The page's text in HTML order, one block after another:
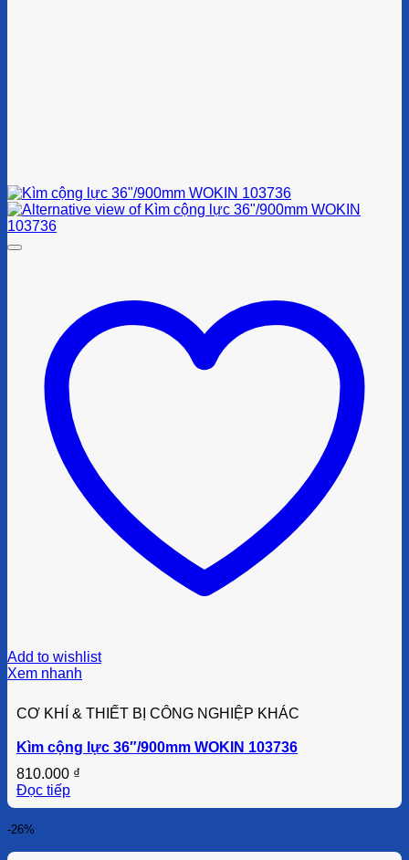
Add to wishlist
Xem nhanh
CƠ KHÍ & THIẾT BỊ CÔNG NGHIỆP KHÁC
Kìm cộng lực 36″/900mm WOKIN 103736
810.000 ₫
Đọc tiếp
-26%